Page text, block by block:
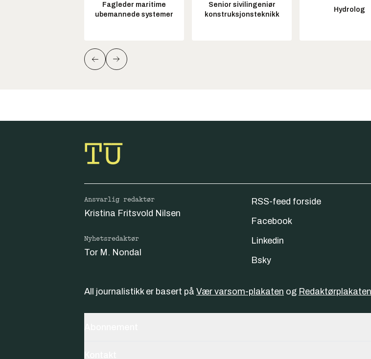
Fagleder maritime
ubemannede systemer
Senior sivilingeniør
konstruksjonsteknikk
Hydrolog
Ansvarlig redaktør
Kristina Fritsvold Nilsen
Nyhetsredaktør
Tor M. Nondal
RSS-feed forside
Facebook
Linkedin
Bsky
All journalistikk er basert på Vær varsom-plakaten og Redaktørplakaten